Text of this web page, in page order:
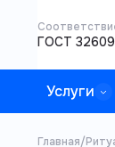
ГОСТ
Услуги
Главная/